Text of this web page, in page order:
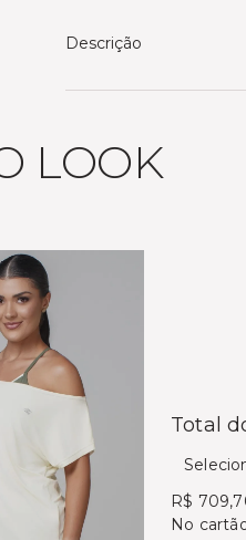
Descrição
LOOK
Total
R$
No